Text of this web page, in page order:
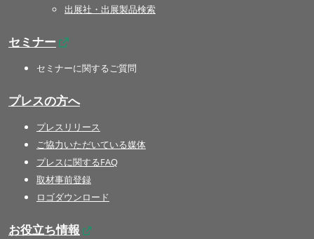
出展社・出展製品検索
セミナー
セミナーに関するご質問
プレスの方へ
プレスリリース
ご協力いただいている媒体
プレスに関するFAQ
取材事前登録
ロゴダウンロード
お役立ち情報